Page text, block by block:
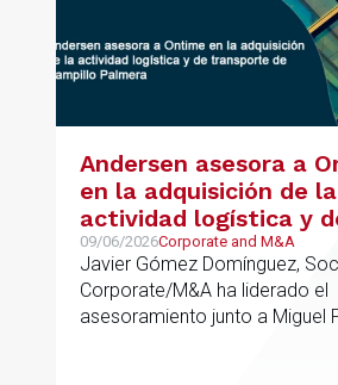
Andersen asesora a
en la adquisición de la
actividad logística y
transporte de Campillo
Palmera
09/06/2026Corporate and M&A
Javier Gómez Domínguez,
Corporate/M&A ha liderado el
asesoramiento junto a Miguel